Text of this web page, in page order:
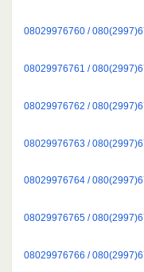
08029976760 /
08029976761 /
08029976762 /
08029976763 /
08029976764 /
08029976765 /
08029976766 /